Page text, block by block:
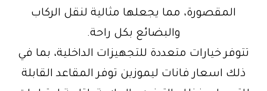
المقصورة، مما يجعلها مثالية لنقل الركاب
والبضائع بكل راحة.
تتوفر خيارات متعددة للتجهيزات الداخلية، بما في
ذلك اسعار فانات ليموزين توفر المقاعد القابلة